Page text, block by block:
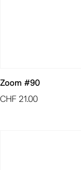
Zoom #90
CHF 21.00